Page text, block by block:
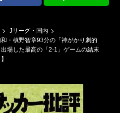
Jリーグ・国内
・槙野智章93分の「神がかり劇的
場した最高の「2-1」ゲームの結末